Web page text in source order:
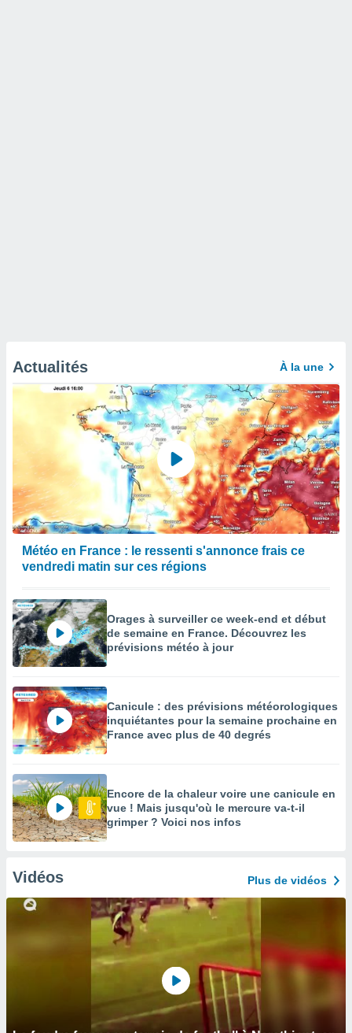
Actualités À la une
Météo en France : le ressenti s'annonce frais ce
vendredi matin sur ces régions
Orages à surveiller ce week-end et début
de semaine en France. Découvrez les
prévisions météo à jour
Canicule : des prévisions météorologiques
inquiétantes pour la semaine prochaine en
France avec plus de 40 degrés
Encore de la chaleur voire une canicule en
vue ! Mais jusqu'où le mercure va-t-il
grimper ? Voici nos infos
Vidéos Plus de vidéos